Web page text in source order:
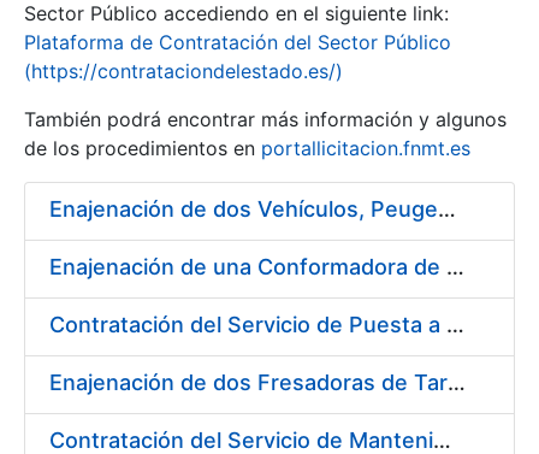
Mostrar/Ocultar
Sector Público accediendo en el siguiente link:
Plataforma de Contratación del Sector Público
(https://contrataciondelestado.es/)
También podrá encontrar más información y algunos
de los procedimientos en portallicitacion.fnmt.es
Enajenación de dos Vehículos, Peugeot 307 y Peugeot 407
Enajenación de una Conformadora de Pliegos PVC-Overlay, Modelo Louda GM 400
Contratación del Servicio de Puesta a Disposición y Mantenimiento de Contenedores Higiénicos, Bacteriostáticos, Ambientadores, Columnas Eliminadoras de Olores y Alfombras Antideslizantes
Enajenación de dos Fresadoras de Tarjetas PVC Cybernetix Mod. GRX 2000 y GRX 3000
Contratación del Servicio de Mantenimiento de Drivers y Herramientas para Tarjetas Inteligentes